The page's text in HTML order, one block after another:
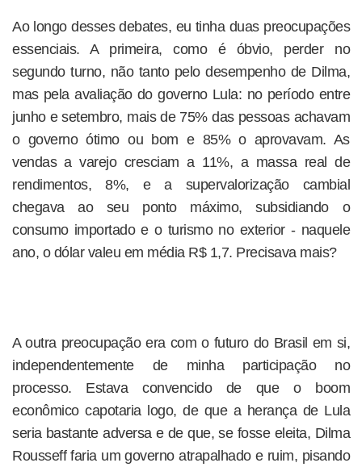
Ao longo desses debates, eu tinha duas preocupações
essenciais. A primeira, como é óbvio, perder no
segundo turno, não tanto pelo desempenho de Dilma,
mas pela avaliação do governo Lula: no período entre
junho e setembro, mais de 75% das pessoas achavam
o governo ótimo ou bom e 85% o aprovavam. As
vendas a varejo cresciam a 11%, a massa real de
rendimentos, 8%, e a supervalorização cambial
chegava ao seu ponto máximo, subsidiando o
consumo importado e o turismo no exterior - naquele
ano, o dólar valeu em média R$ 1,7. Precisava mais?
A outra preocupação era com o futuro do Brasil em si,
independentemente de minha participação no
processo. Estava convencido de que o boom
econômico capotaria logo, de que a herança de Lula
seria bastante adversa e de que, se fosse eleita, Dilma
Rousseff faria um governo atrapalhado e ruim, pisando